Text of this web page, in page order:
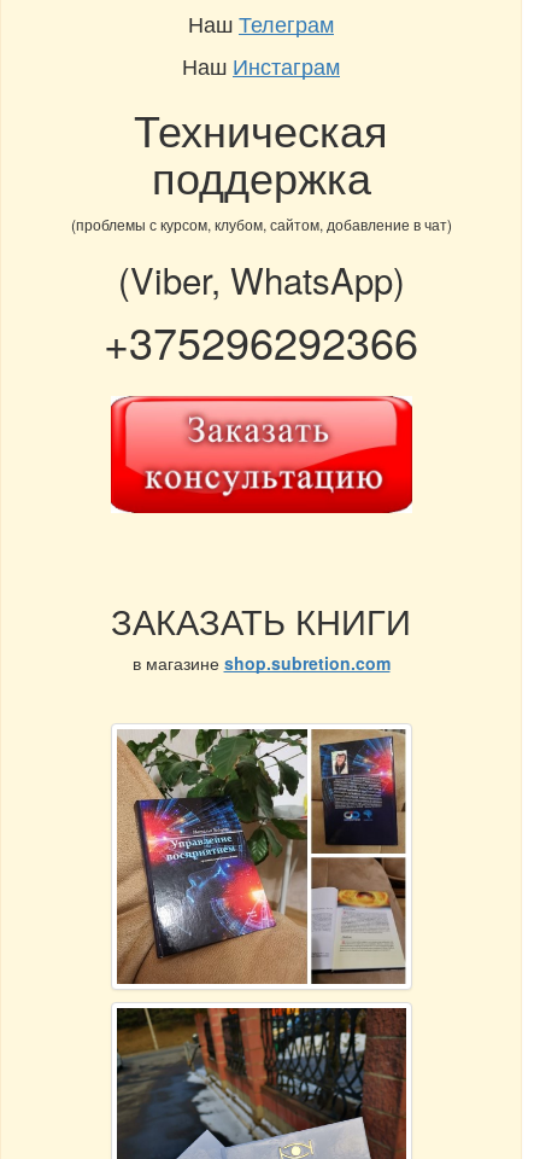
НашТелеграм
Наш Инстаграм
Техническая
поддержка
(проблемы с курсом, клубом, сайтом, добавление в чат)
(Viber, WhatsApp)
+375296292366
ЗАКАЗАТЬ КНИГИ
в магазине shop.subretion.com